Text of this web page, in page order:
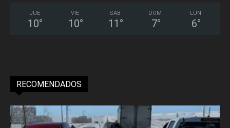
JUE
10°
VIE
10°
SÁB
11 °
DOM
7°
LUN
6°
RECOMENDADOS